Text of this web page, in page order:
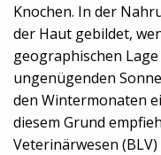
Knochen. In der
der Haut gebildet,
geographischen
ungenügenden
den Wintermonaten
diesem Grund
Veterinärwesen